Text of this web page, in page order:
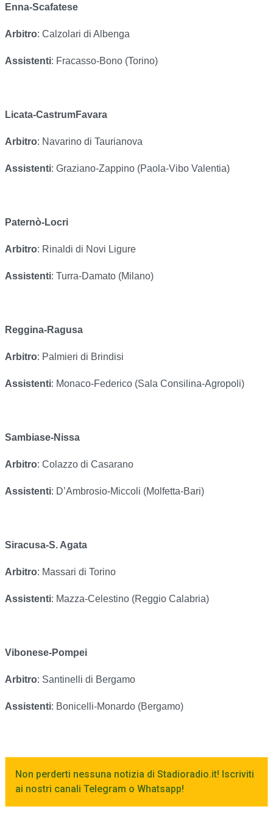
Enna-Scafatese
Arbitro: Calzolari di Albenga
Assistenti: Fracasso-Bono (Torino)
Licata-CastrumFavara
Arbitro: Navarino di Taurianova
Assistenti: Graziano-Zappino (Paola-Vibo Valentia)
Paternò-Locri
Arbitro: Rinaldi di Novi Ligure
Assistenti: Turra-Damato (Milano)
Reggina-Ragusa
Arbitro: Palmieri di Brindisi
Assistenti: Monaco-Federico (Sala Consilina-Agropoli)
Sambiase-Nissa
Arbitro: Colazzo di Casarano
Assistenti: D’Ambrosio-Miccoli (Molfetta-Bari)
Siracusa-S. Agata
Arbitro: Massari di Torino
Assistenti: Mazza-Celestino (Reggio Calabria)
Vibonese-Pompei
Arbitro: Santinelli di Bergamo
Assistenti: Bonicelli-Monardo (Bergamo)
Non perderti nessuna notizia di Stadioradio.it! Iscriviti
ai nostri canali Telegram o Whatsapp!